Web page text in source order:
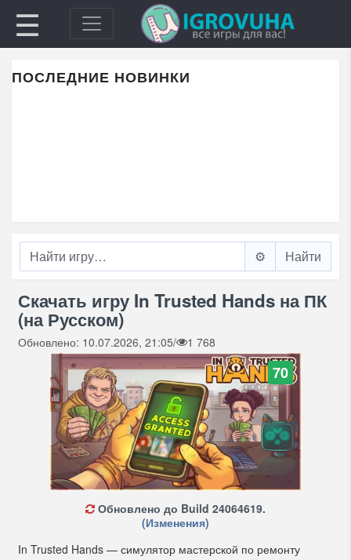
☰
ПОСЛЕДНИЕ НОВИНКИ
⚙️
Скачать игру In Trusted Hands на ПК
(на Русском)
Обновлено: 10.07.2026, 21:05/ 1 768
70
Обновлено до Build 24064619.
(Изменения)
In Trusted Hands — симулятор мастерской по ремонту